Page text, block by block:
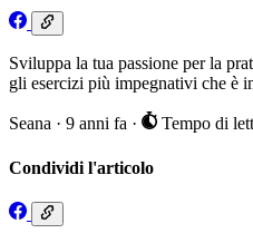
Sviluppa la tua passione per la
gli esercizi più impegnativi che è
Seana · 9 anni fa · Tempo di
Condividi l'articolo